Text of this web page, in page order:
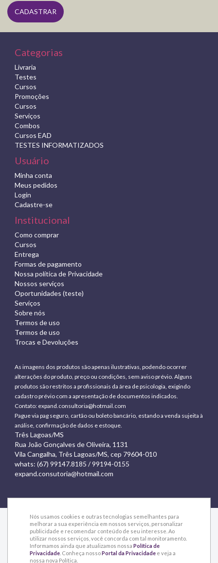
Categorias
Livraria
Testes
Cursos
Promoções
Cursos
Serviços
Combos
Cursos EAD
TESTES INFORMATIZADOS
Usuário
Minha conta
Meus pedidos
Login
Cadastre-se
Institucional
Como comprar
Cursos
Entrega
Formas de pagamento
Nossa política de Privacidade
Nossos serviços
Oportunidades (teste)
Serviços
Sobre nós
Termos de uso
Termos de uso
Trocas e Devoluções
As imagens dos produtos são apenas ilustrativas, podendo ocorrer
alterações do produto, preço ou condições, sem aviso prévio. Alguns
produtos são restritos a profissionais da área de psicologia, exigindo
cadastro prévio com a apresentação de documentos indicados.
Contato: expand.consultoria@hotmail.com
Pague via pag seguro, cartão ou boleto bancário, estando a venda sujeita à
análise, confirmação de dados e estoque.
Três Lagoas/MS
Rua João Gonçalves de Oliveira, 1131
Vila Cangalha, Três Lagoas/MS, cep 79604-010
whats: (67) 99147.8185 / 99194-0155
expand.consutoria@hotmail.com
© 2015 Expand - Todos os direitos reservados
Nós usamos cookies e outras tecnologias semelhantes para
melhorar a sua experiência em nossos serviços, personalizar
publicidade e recomendar conteúdo de seu interesse. Ao
utilizar nossos serviços, você concorda com tal monitoramento.
Informamos ainda que atualizamos nossa Política de
Privacidade . Conheça nossoPortal da Privacidade e veja a
nossa nova Política.